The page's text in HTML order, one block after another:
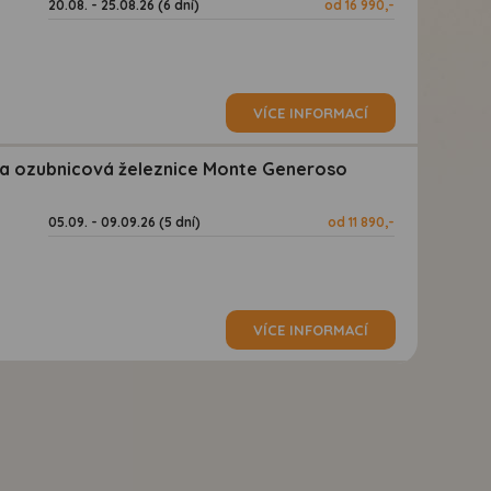
20.08. - 25.08.26 (6 dní) od 16 990,-
VÍCE INFORMACÍ
a ozubnicová železnice Monte Generoso
05.09. - 09.09.26 (5 dní) od 11 890,-
VÍCE INFORMACÍ